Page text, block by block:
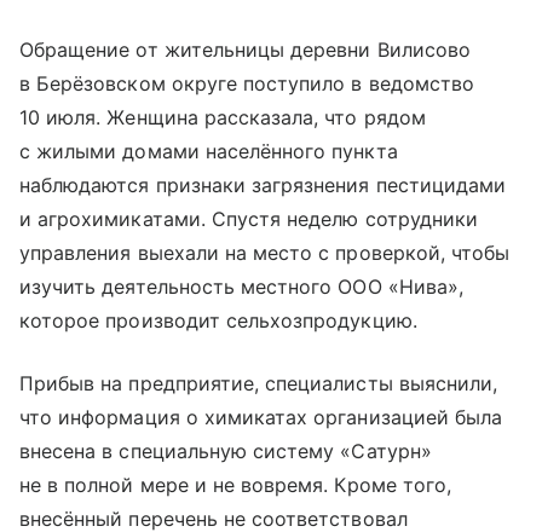
Обращение от жительницы деревни Вилисово
в Берёзовском округе поступило в ведомство
10 июля. Женщина рассказала, что рядом
с жилыми домами населённого пункта
наблюдаются признаки загрязнения пестицидами
и агрохимикатами. Спустя неделю сотрудники
управления выехали на место с проверкой, чтобы
изучить деятельность местного ООО «Нива»,
которое производит сельхозпродукцию.
Прибыв на предприятие, специалисты выяснили,
что информация о химикатах организацией была
внесена в специальную систему «Сатурн»
не в полной мере и не вовремя. Кроме того,
внесённый перечень не соответствовал